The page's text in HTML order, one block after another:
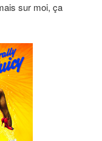
sur moi, ça